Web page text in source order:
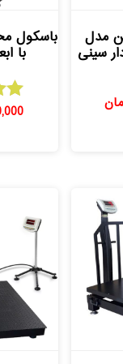
محک 1 تن مدل
سینی با ابعاد